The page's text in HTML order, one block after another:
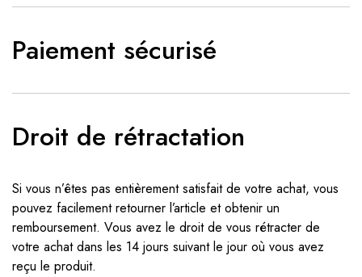
Paiement sécurisé
Droit de rétractation
Si vous n’êtes pas entièrement satisfait de votre achat, vous
pouvez facilement retourner l’article et obtenir un
remboursement. Vous avez le droit de vous rétracter de
votre achat dans les 14 jours suivant le jour où vous avez
reçu le produit.